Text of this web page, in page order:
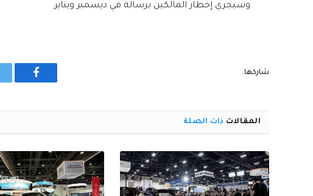
وسيجري إخطار المالكين برسالة في ديسمبر ويناير.
شاركها.
فيسبوك
المقالات ذات الصلة